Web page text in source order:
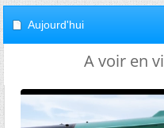
Aujourd'hui
A voir en